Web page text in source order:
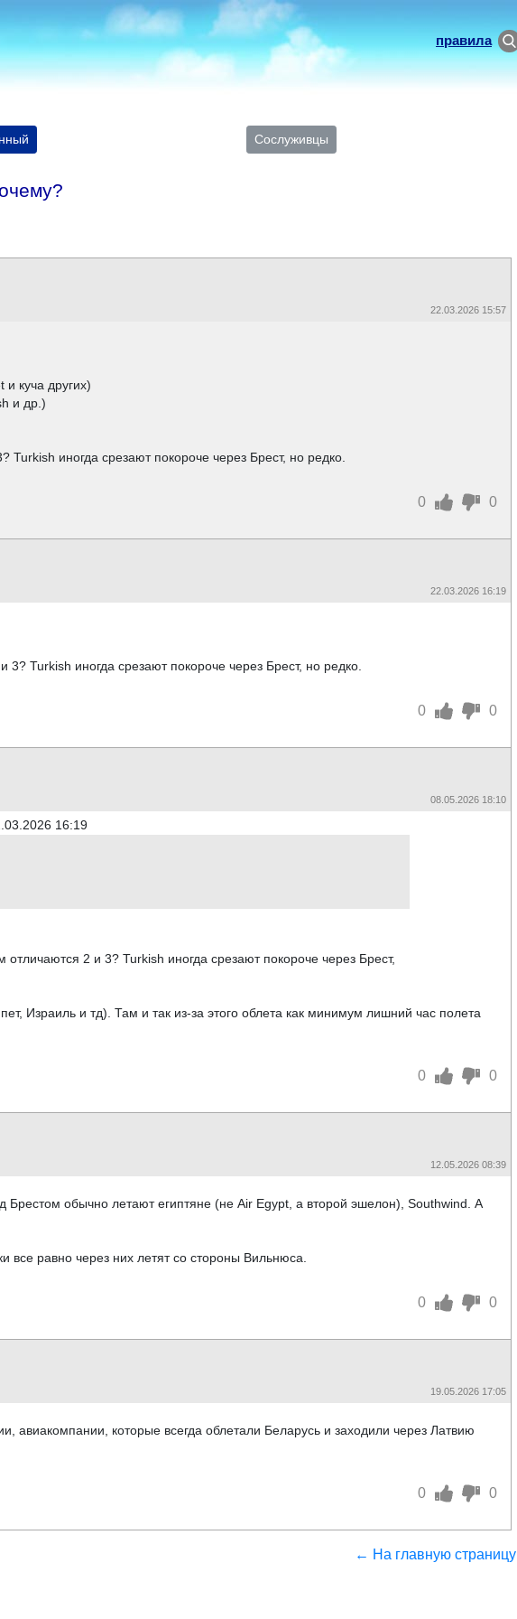
правила
Сослуживцы
22.03.2026 15:57
куча других)
и др.)
иногда срезают покороче через Брест, но редко.
0 0
22.03.2026 16:19
Turkish иногда срезают покороче через Брест, но редко.
0 0
08.05.2026 18:10
16:19
2 и 3? Turkish иногда срезают покороче через Брест,
Израиль и тд). Там и так из-за этого облета как минимум лишний час полета
0 0
12.05.2026 08:39
обычно летают египтяне (не Air Egypt, а второй эшелон), Southwind. А
равно через них летят со стороны Вильнюса.
0 0
19.05.2026 17:05
авиакомпании, которые всегда облетали Беларусь и заходили через Латвию
0 0
← На главную страницу